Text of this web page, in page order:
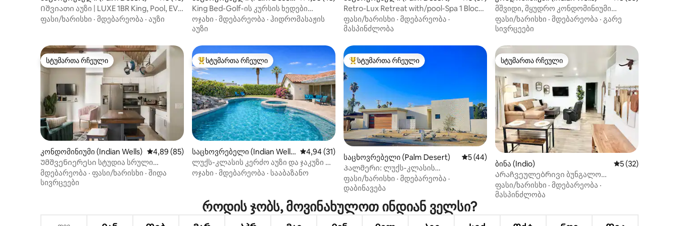
Იშვიათი აუზი | LUXE 1BR King, Pool, EV
დამტენი
ფასი/ხარისხი · მდებარეობა · აუზი
t)
King Bed-Golf-ის კურსის ხედები
კონდომინიუმი
ოჯახი · მდებარეობა · ჰიდრომასაჟის
აუზი
Retro-Lux Retreat with/pool-Spa 1 Block
from El Paseo
ფასი/ხარისხი · მდებარეობა ·
მასპინძლობა
მშვიდი, მყუდრო კონდომინიუმი
ცენტრში
ფასი/ხარისხი · მდებარეობა · გარე
სივრცეები
სტუმართა რჩეული
სტუმართა რჩეული
კონდომინიუმი (Indian Wells) საშუალო შეფასებაა 5‑დან 4,89, 85 მიმოხილვა
4,89 (85)
Უმშვენიერესი სტუდია სრული
სამზარეულოთი და აუზით
მდებარეობა · ფასი/ხარისხი · შიდა
სივრცეები
სტუმართა რჩეული მოწინავე ვარიანტი
სტუმართა რჩეული
საცხოვრებელი (Indian Well
s)
საშუალო შეფასებაა 5‑დან 4,94, 31 მიმოხილვა
4,94 (31)
ლუქს-კლასის კერძო აუზი და ჯაკუზი —
მაგარი საზაფხულო განტვირთვა
ოჯახი · მდებარეობა · სააბაზანო
სტუმართა რჩეული მოწინავე ვარიანტი
სტუმართა რჩეული
საცხოვრებელი (Palm Desert) საშუალო შეფასებაა 5‑დან 5, 44 მიმოხილვა
5 (44)
Პალმერი: ლუქს-კლასის
საცხოვრებელი პალმ ‑ დეზერტში
ფასი/ხარისხი · მდებარეობა ·
დაბინავება
სტუმართა რჩეული
სტუმართა რჩეული
ბინა (Indio) საშუალო
5 (32)
Არაჩვეულებრივი ბუნგალო
უდაბნოში მთის ხედებით
ფასი/ხარისხი · მდებარეობა ·
მასპინძლობა
როდის ჯობს, მოვინახულოთ ინდიან ველსი?